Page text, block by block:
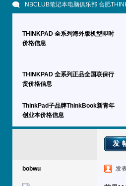
NBCLUB笔记本电脑俱乐部 合肥
THINKPAD 全系列海外版机型即时
价格信息
THINKPAD 全系列正品全国联保行
货价格信息
ThinkPad子品牌ThinkBook新青年
创业本价格信息
发
bobwu 发